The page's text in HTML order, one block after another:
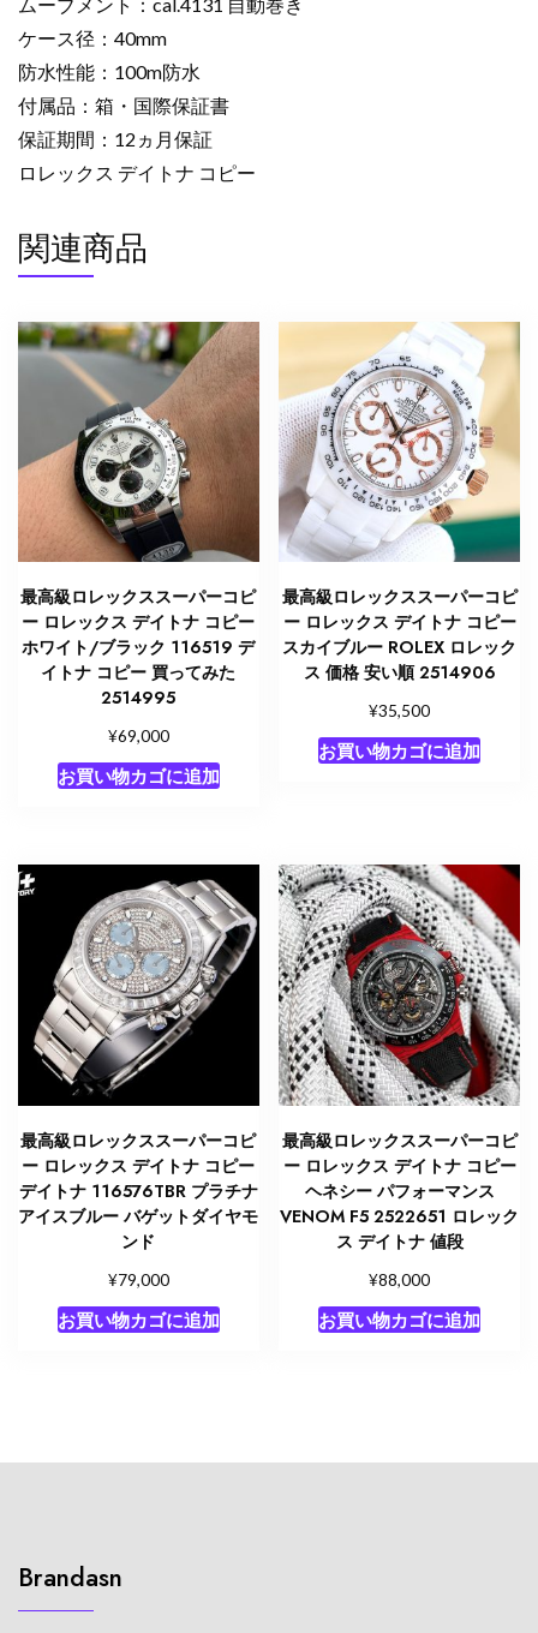
ク
ス
デ
イ
ト
ナ
定
で
買
方
法
ケース径：40mm
防水性能：100m防水
付属品：箱・国際保証書
保証期間：12ヵ月保証
ロレックス デイトナ コピー
関連商品
最高級ロレックススーパーコピ
ー ロレックス デイトナ コピー
ホワイト/ブラック 116519 デ
イトナ コピー 買ってみた
2514995
¥69,000
お買い物カゴに追加
最高級ロレックススーパーコピ
ー ロレックス デイトナ コピー
スカイブルー ROLEX ロレック
ス 価格 安い順 2514906
¥35,500
お買い物カゴに追加
最高級ロレックススーパーコピ
ー ロレックス デイトナ コピー
デイトナ 116576TBR プラチナ
アイスブルー バゲットダイヤモ
ンド
¥79,000
お買い物カゴに追加
最高級ロレックススーパーコピ
ー ロレックス デイトナ コピー
ヘネシー パフォーマンス
VENOM F5 2522651 ロレック
ス デイトナ 値段
¥88,000
お買い物カゴに追加
Brandasn